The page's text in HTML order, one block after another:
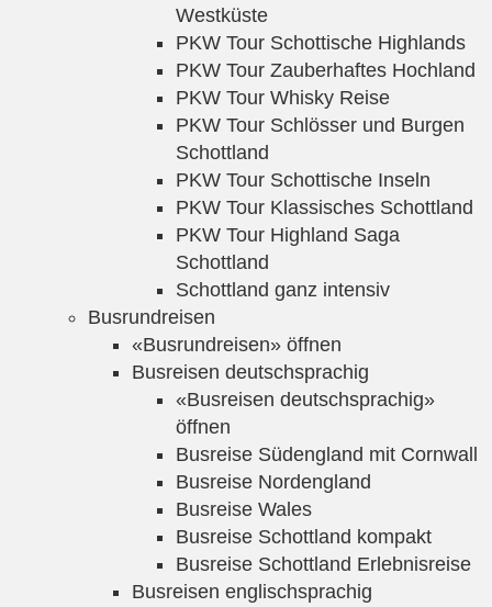
Westküste
PKW Tour Schottische Highlands
PKW Tour Zauberhaftes Hochland
PKW Tour Whisky Reise
PKW Tour Schlösser und Burgen
Schottland
PKW Tour Schottische Inseln
PKW Tour Klassisches Schottland
PKW Tour Highland Saga
Schottland
Schottland ganz intensiv
Busrundreisen
«Busrundreisen» öffnen
Busreisen deutschsprachig
«Busreisen deutschsprachig»
öffnen
Busreise Südengland mit Cornwall
Busreise Nordengland
Busreise Wales
Busreise Schottland kompakt
Busreise Schottland Erlebnisreise
Busreisen englischsprachig